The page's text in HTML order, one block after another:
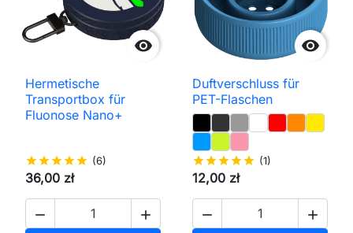

Hermetische
Transportbox für
Fluonose Nano+
starstarstarstarstar (6)
36,00 zł
 

Duftverschluss für
PET-Flaschen
starstarstarstarstar (1)
12,00 zł
 